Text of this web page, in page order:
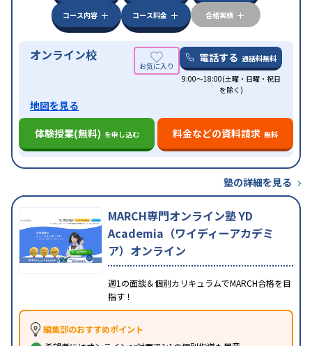
コース内容
コース料金 合格実績
オンライン校 電話する 通話料無料
9:00～18:00(土曜・日曜・祝日
を除く)
地図を見る
体験授業(無料) を申し込む 料金などの資料請求 無料
塾の詳細を見る
MARCH専門オンライン塾 YD
Academia（ワイディーアカデミ
ア）オンライン
週1の面談＆個別カリキュラムでMARCH合格を目
指す！
編集部のおすすめポイント